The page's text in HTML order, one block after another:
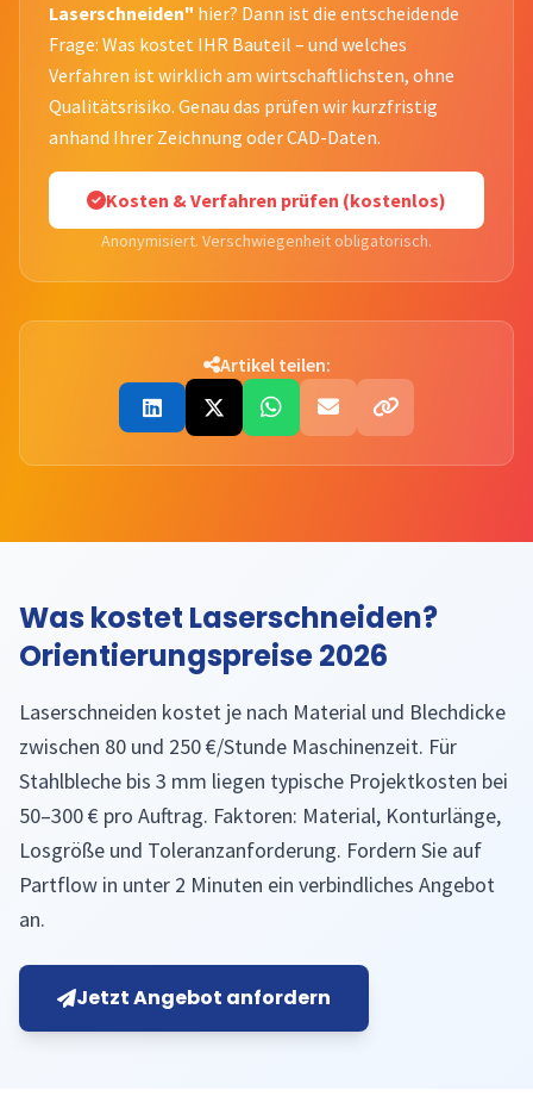
Laserschneiden" hier? Dann ist die entscheidende
Frage: Was kostet IHR Bauteil – und welches
Verfahren ist wirklich am wirtschaftlichsten, ohne
Qualitätsrisiko. Genau das prüfen wir kurzfristig
anhand Ihrer Zeichnung oder CAD-Daten.
Kosten & Verfahren prüfen (kostenlos)
Anonymisiert. Verschwiegenheit obligatorisch.
Artikel teilen:
Was kostet Laserschneiden?
Orientierungspreise 2026
Laserschneiden kostet je nach Material und Blechdicke
zwischen 80 und 250 €/Stunde Maschinenzeit. Für
Stahlbleche bis 3 mm liegen typische Projektkosten bei
50–300 € pro Auftrag. Faktoren: Material, Konturlänge,
Losgröße und Toleranzanforderung. Fordern Sie auf
Partflow in unter 2 Minuten ein verbindliches Angebot
an.
Jetzt Angebot anfordern